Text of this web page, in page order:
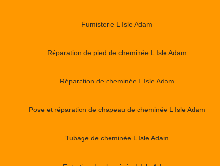
Fumisterie L Isle Adam
Réparation de pied de cheminée L Isle Adam
Réparation de cheminée L Isle Adam
Pose et réparation de chapeau de cheminée L Isle Adam
Tubage de cheminée L Isle Adam